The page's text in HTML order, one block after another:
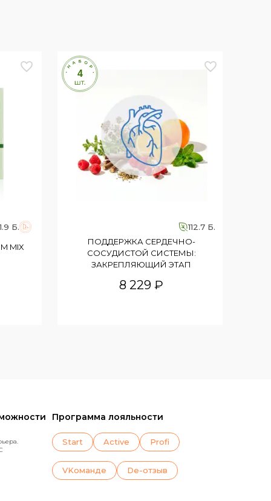
1.9 Б.
MIX
112.7 Б.
ПОДДЕРЖКА СЕРДЕЧНО-
СОСУДИСТОЙ СИСТЕМЫ:
ЗАКРЕПЛЯЮЩИЙ ЭТАП
8 229 ₽
Программа лояльности
Start Active Profi
VKoманде De-отзыв